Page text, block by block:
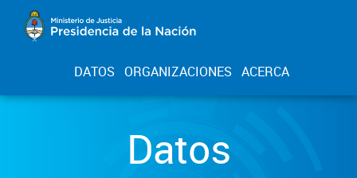
DATOS ORGANIZACIONES ACERCA
Datos